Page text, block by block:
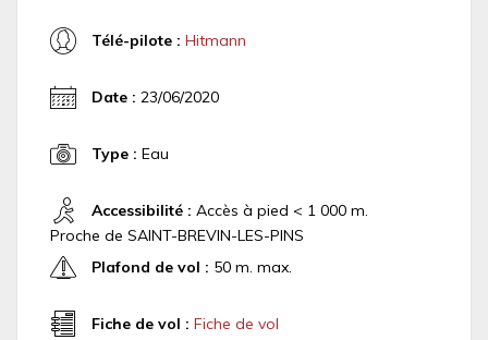
Télé-pilote : Hitmann
Date : 23/06/2020
Type : Eau
Accessibilité : Accès à pied < 1 000 m.
Proche de SAINT-BREVIN-LES-PINS
Plafond de vol : 50 m. max.
Fiche de vol : Fiche de vol